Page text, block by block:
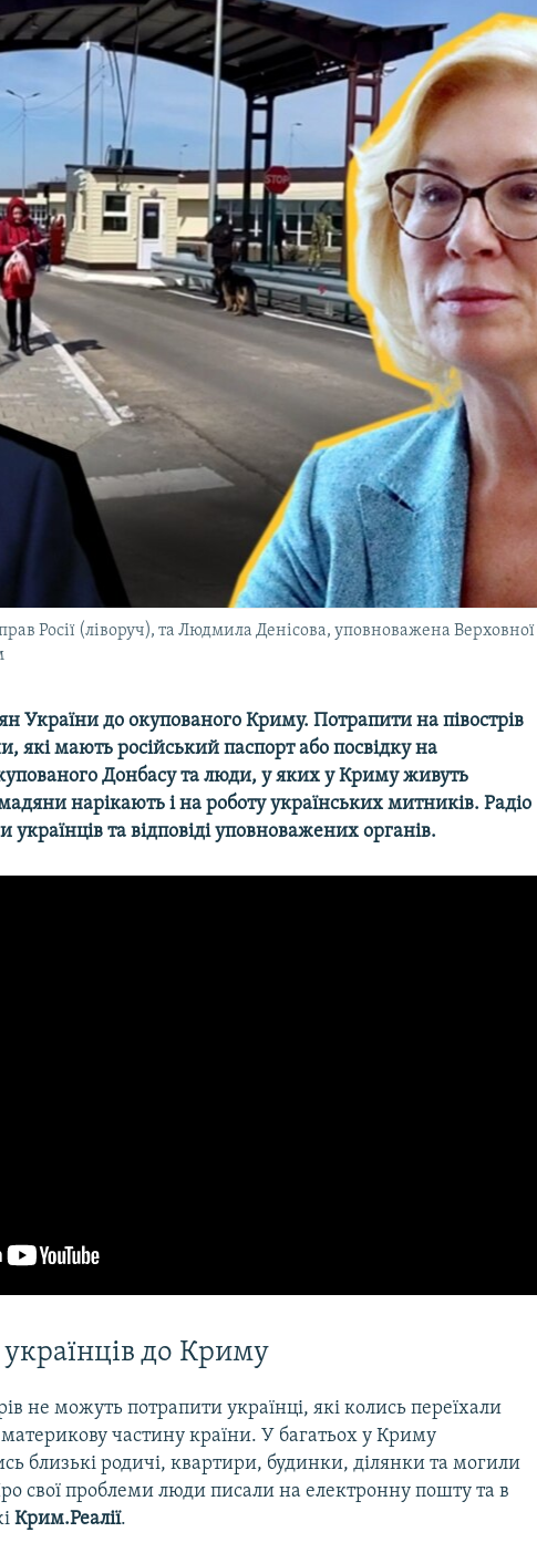
Росії (ліворуч), та Людмила Денісова, уповноважена
України до окупованого Криму. Потрапити на півострів
мають російський паспорт або посвідку на
Донбасу та люди, у яких у Криму живуть
нарікають і на роботу українських митників. Радіо
українців та відповіді уповноважених органів.
українців до Криму
не можуть потрапити українці, які колись переїхали
материкову частину країни. У багатьох у Криму
близькі родичі, квартири, будинки, ділянки та могили
свої проблеми люди писали на електронну пошту та в
Крим.Реалії.